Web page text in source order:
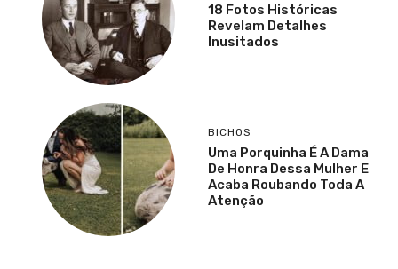
18 Fotos Históricas
Revelam Detalhes
Inusitados
BICHOS
Uma Porquinha É A Dama
De Honra Dessa Mulher E
Acaba Roubando Toda A
Atenção